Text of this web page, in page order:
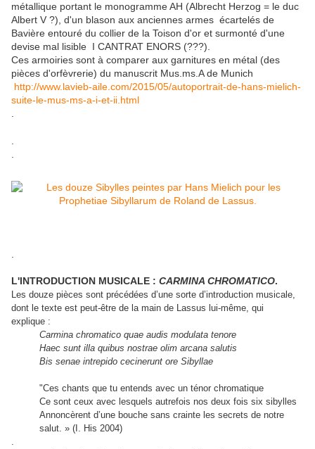
métallique portant le monogramme AH (Albrecht Herzog = le duc
Albert V ?), d'un blason aux anciennes armes écartelés de
Bavière entouré du collier de la Toison d'or et surmonté d'une
devise mal lisible I CANTRAT ENORS (???).
Ces armoiries sont à comparer aux garnitures en métal (des
pièces d'orfèvrerie) du manuscrit Mus.ms.A de Munich
http://www.lavieb-aile.com/2015/05/autoportrait-de-hans-mielich-
suite-le-mus-ms-a-i-et-ii.html
L'INTRODUCTION MUSICALE : CARMINA CHROMATICO.
Les douze pièces sont précédées d’une sorte d’introduction musicale,
dont le texte est peut-être de la main de Lassus lui-même, qui
explique :
Carmina chromatico quae audis modulata tenore
Haec sunt illa quibus nostrae olim arcana salutis
Bis senae intrepido cecinerunt ore Sibyllae
"Ces chants que tu entends avec un ténor chromatique
Ce sont ceux avec lesquels autrefois nos deux fois six sibylles
Annoncèrent d’une bouche sans crainte les secrets de notre
salut. » (I. His 2004)
.